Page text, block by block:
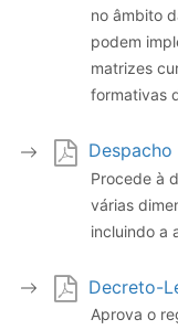
no âmbito
podem
matrizes
formativas
Procede à
várias
incluindo a
Decreto-
Aprova o